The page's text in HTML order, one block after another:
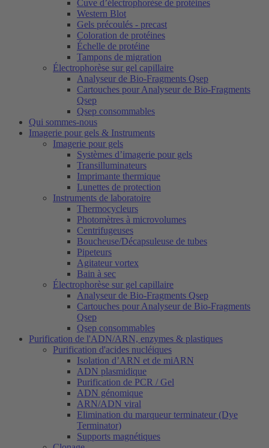
Cuve d’électrophorèse de protéines
Western Blot
Gels précoulés - precast
Coloration de protéines
Échelle de protéine
Tampons de migration
Électrophorèse sur gel capillaire
Analyseur de Bio-Fragments Qsep
Cartouches pour Analyseur de Bio-Fragments
Qsep
Qsep consommables
Qui sommes-nous
Imagerie pour gels & Instruments
Imagerie pour gels
Systèmes d’imagerie pour gels
Transilluminateurs
Imprimante thermique
Lunettes de protection
Instruments de laboratoire
Thermocycleurs
Photomètres à microvolumes
Centrifugeuses
Boucheuse/Décapsuleuse de tubes
Pipeteurs
Agitateur vortex
Bain à sec
Électrophorèse sur gel capillaire
Analyseur de Bio-Fragments Qsep
Cartouches pour Analyseur de Bio-Fragments
Qsep
Qsep consommables
Purification de l'ADN/ARN, enzymes & plastiques
Purification d'acides nucléiques
Isolation d’ARN et de miARN
ADN plasmidique
Purification de PCR / Gel
ADN génomique
ARN/ADN viral
Elimination du marqueur terminateur (Dye
Terminator)
Supports magnétiques